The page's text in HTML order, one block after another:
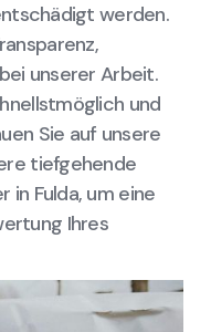
werden.
unserer Arbeit.
und
Sie auf unsere
tiefgehende
in Fulda, um eine
Ihres